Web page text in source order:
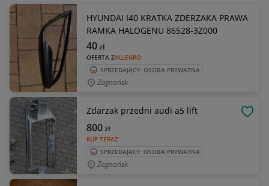
HYUNDAI I40 KRATKA ZDERZAKA PRAWA
RAMKA HALOGENU 86528-3Z000
OFERTA ZALLEGRO
40zł
SPRZEDAJĄCY: OSOBA PRYWATNA
Zagnańsk
Zdarzak przedni audi a5 lift
KUP TERAZ
800zł
SPRZEDAJĄCY: OSOBA PRYWATNA
Zagnańsk